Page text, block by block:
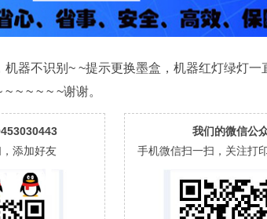
器不识别~ ~提示更换墨盒，机器红灯绿灯一
~ ~ ~ ~ ~谢谢。
添加好友
我们的微信公
手机微信扫一扫，关注打